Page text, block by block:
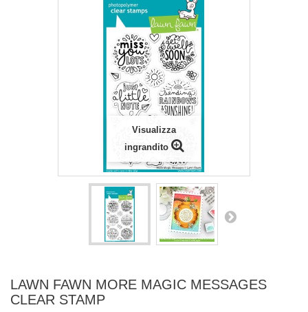
Visualizza
ingrandito
LAWN FAWN MORE MAGIC MESSAGES
CLEAR STAMP